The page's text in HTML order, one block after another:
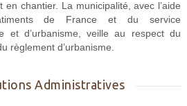
en chantier. La municipalité, avec l’aide
de France et du service
et d’urbanisme, veille au respect du
règlement d’urbanisme.
Administratives